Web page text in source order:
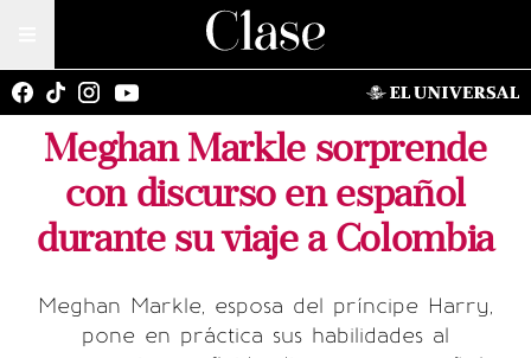
Meghan Markle sorprende
con discurso en español
durante su viaje a Colombia
Meghan Markle, esposa del príncipe Harry,
pone en práctica sus habilidades al